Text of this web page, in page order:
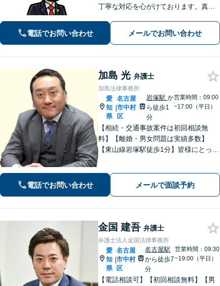
丁寧な対応を心がけております。真の
きるよう誠心誠意サポートいたしま
す。お気軽にご相談ください。【初回
電話でお問い合わせ メールでお問い合わせ
加島 光 弁護士
加島法律事務所
愛
知
県
|
名古屋
市中村
区
岩塚駅 か
ら徒歩1
分
営業時間：09:00
~17:00（平日）
【相続・交通事故案件は初回相談無
料】【離婚・男女問題は実績多数】
【東山線岩塚駅徒歩1分】皆様にとって
電話でお問い合わせ メールで面談予約
金国 建吾 弁護士
弁護士法人金国法律事務所
愛
知
県
|
名古屋
市中村
区
名古屋駅
から徒歩7
分
営業時間：09:30
~19:00（平日）
【電話相談可】【初回相談無料】【男